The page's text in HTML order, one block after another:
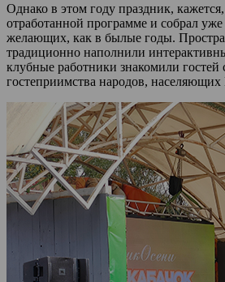
Однако в этом году праздник,
отработанной программе и собрал
желающих, как в былые годы.
традиционно наполнили
клубные работники знакомили гостей
гостеприимства народов,